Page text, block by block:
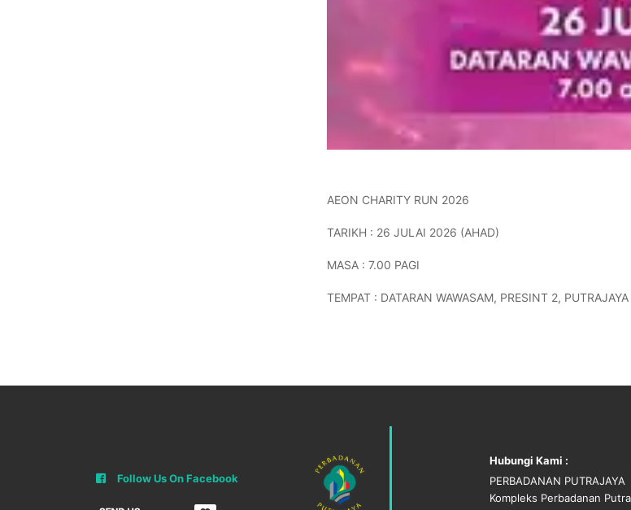
AEON CHARITY RUN 2026
TARIKH : 26 JULAI 2026 (AHAD)
MASA : 7.00 PAGI
TEMPAT : DATARAN WAWASAM, PRESINT 2, PUTRAJAYA
Follow Us On Facebook
Hubungi Kami :
PERBADANAN PUTRAJAYA
Kompleks Perbadanan